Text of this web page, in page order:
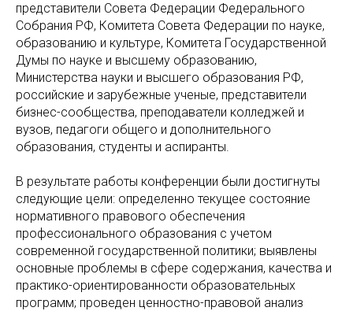
представители Совета Федерации Федерального
Собрания РФ, Комитета Совета Федерации по науке,
образованию и культуре, Комитета Государственной
Думы по науке и высшему образованию,
Министерства науки и высшего образования РФ,
российские и зарубежные ученые, представители
бизнес-сообщества, преподаватели колледжей и
вузов, педагоги общего и дополнительного
образования, студенты и аспиранты.
В результате работы конференции были достигнуты
следующие цели: определенно текущее состояние
нормативного правового обеспечения
профессионального образования с учетом
современной государственной политики; выявлены
основные проблемы в сфере содержания, качества и
практико-ориентированности образовательных
программ; проведен ценностно-правовой анализ